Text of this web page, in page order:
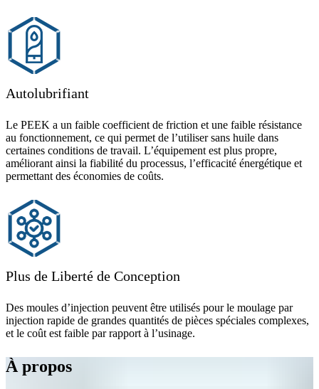
Autolubrifiant
Le PEEK a un faible coefficient de friction et une faible résistance
au fonctionnement, ce qui permet de l’utiliser sans huile dans
certaines conditions de travail. L’équipement est plus propre,
améliorant ainsi la fiabilité du processus, l’efficacité énergétique et
permettant des économies de coûts.
Plus de Liberté de Conception
Des moules d’injection peuvent être utilisés pour le moulage par
injection rapide de grandes quantités de pièces spéciales complexes,
et le coût est faible par rapport à l’usinage.
À propos